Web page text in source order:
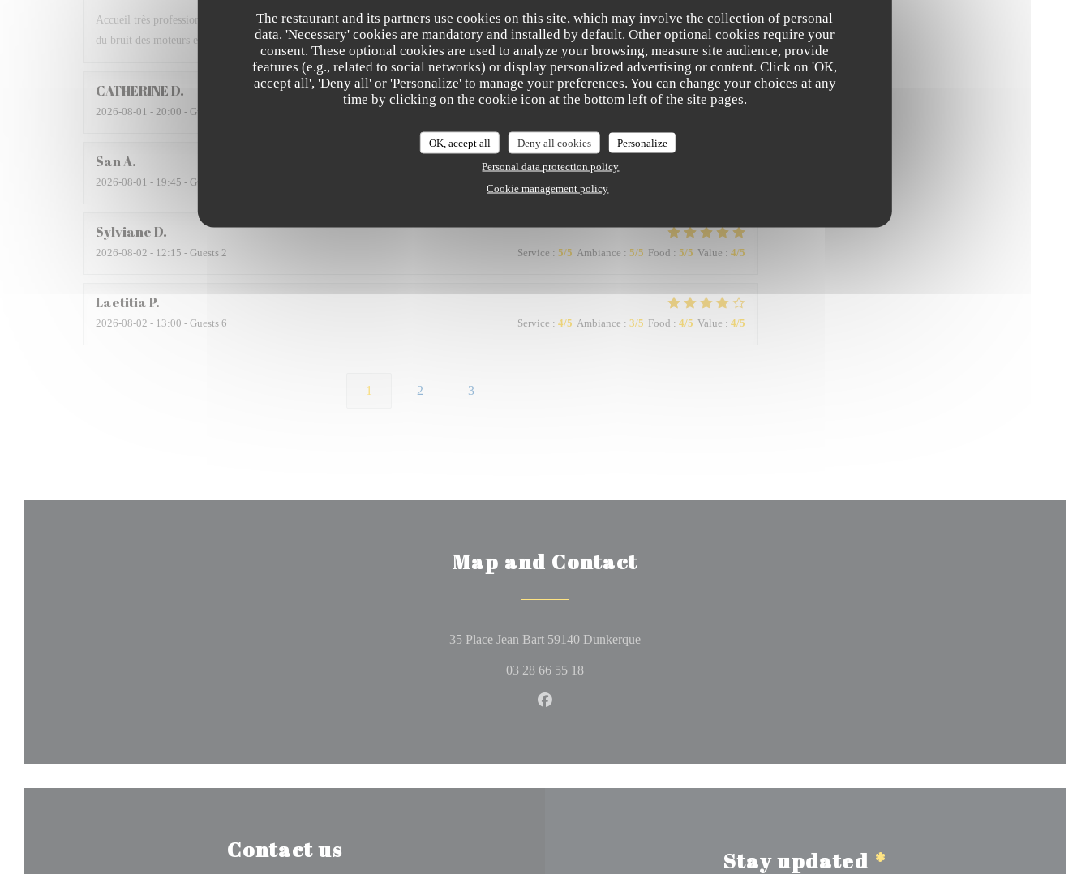
The restaurant and its partners use cookies on this site, which may involve the collection of personal
data. 'Necessary' cookies are mandatory and installed by default. Other optional cookies require your
consent. These optional cookies are used to analyze your browsing, measure site audience, provide
features (e.g., related to social networks) or display personalized advertising or content. Click on 'OK,
accept all', 'Deny all' or 'Personalize' to manage your preferences. You can change your choices at any
time by clicking on the cookie icon at the bottom left of the site pages.
OK, accept all Deny all cookies
Personalize
Personal data protection policy
Cookie management policy
Accueil très professionnel et très gentil des serveurs, plats excellents, belle présentation … la terrasse calme, loin de la voie de circulation et
du bruit des moteurs est un plus. Nous avons apprécié et nous en parlerons aux amis.
CATHERINED
2026-08-01 - 20:00 - Guests 2
SanA
2026-08-01 - 19:45 - Guests 2 Ambiance
SylvianeD
2026-08-02 - 12:15 - Guests 2 Service : 5/5 Ambiance : 5/5 Food : 5/5 Value : 4/5
LaetitiaP
2026-08-02 - 13:00 - Guests 6 Service : 4/5 Ambiance : 3/5 Food : 4/5 Value : 4/5
1 2 3
Map and Contact
35 Place Jean Bart 59140 Dunkerque((opens in a new window))
03 28 66 55 18
Facebook ((opens in a new window))
Contact us Stay updated *